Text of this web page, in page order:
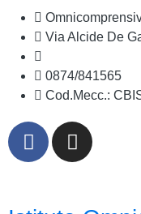
Via Alcide De
0874/841565
Cod.Mecc.: